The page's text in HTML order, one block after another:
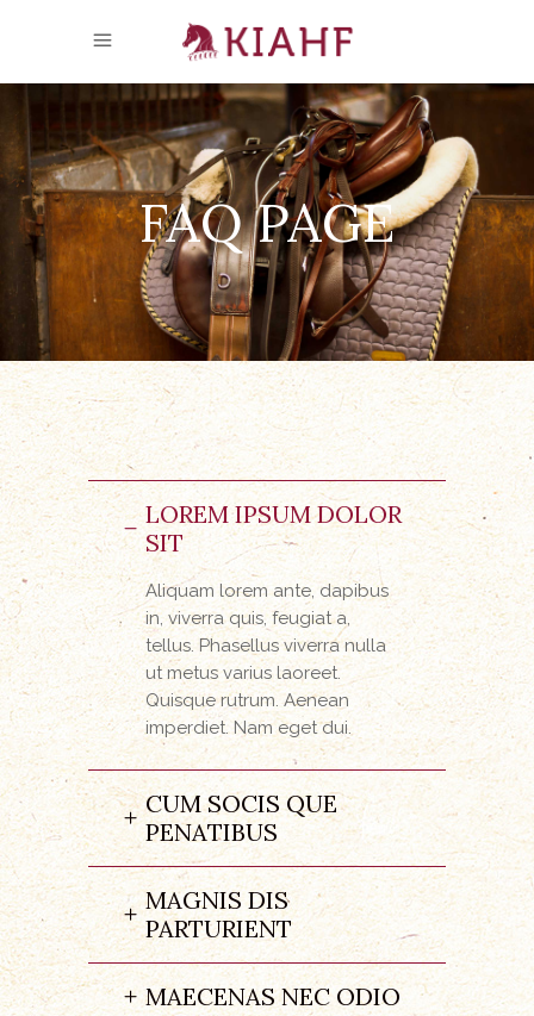
FAQ PAGE
LOREM IPSUM DOLOR
SIT
Aliquam lorem ante, dapibus
in, viverra quis, feugiat a,
tellus. Phasellus viverra nulla
ut metus varius laoreet.
Quisque rutrum. Aenean
imperdiet. Nam eget dui.
CUM SOCIS QUE
PENATIBUS
MAGNIS DIS
PARTURIENT
MAECENAS NEC ODIO